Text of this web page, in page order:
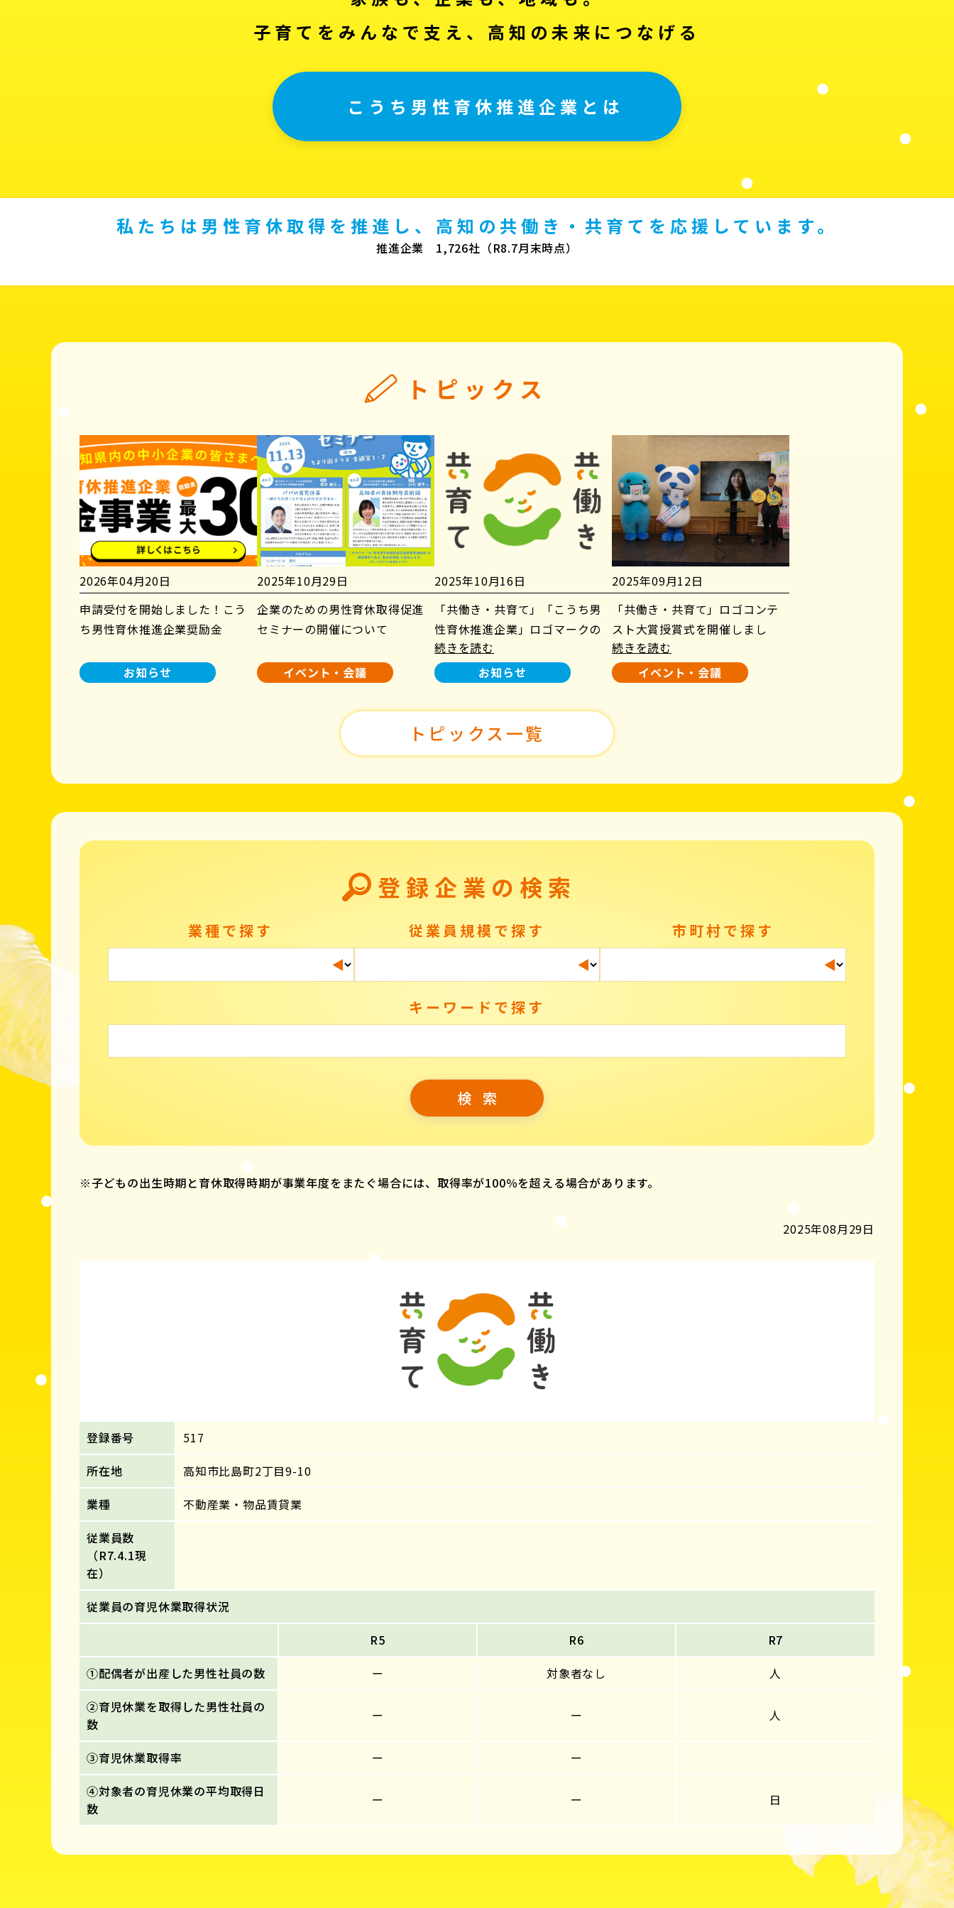
子育てをみんなで支え、高知の未来につなげる
こうち男性育休推進企業とは
私たちは男性育休取得を推進し、高知の共働き・共育てを応援しています。
推進企業 1,726社（R8.7月末時点）
トピックス
2026年04月20日
申請受付を開始しました！こう
ち男性育休推進企業奨励金
お知らせ
2025年10月29日
企業のための男性育休取得促進
セミナーの開催について
イベント・会議
2025年10月16日
「共働き・共育て」「こうち男
性育休推進企業」ロゴマークの
使用について
続きを読む
お知らせ
2025年09月12日
「共働き・共育て」ロゴコンテ
スト大賞授賞式を開催しまし
た！
続きを読む
イベント・会議
トピックス一覧
登録企業の検索
業種で探す 従業員規模で探す 市町村で探す
キーワードで探す
※子どもの出生時期と育休取得時期が事業年度をまたぐ場合には、取得率が100％を超える場合があります。
2025年08月29日
登録番号
517
所在地
高知市比島町2丁目9-10
業種
不動産業・物品賃貸業
従業員数
（R7.4.1現
在）
従業員の育児休業取得状況
R5
R6
R7
①配偶者が出産した男性社員の数
ー 対象者なし
人
②育児休業を取得した男性社員の
数
ー ー 人
③育児休業取得率 ー
ー
④対象者の育児休業の平均取得日
数
ー ー 日